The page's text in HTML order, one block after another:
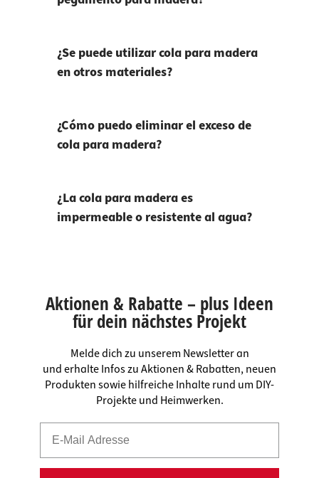
¿Se puede utilizar cola para madera
en otros materiales?
¿Cómo puedo eliminar el exceso de
cola para madera?
¿La cola para madera es
impermeable o resistente al agua?
Aktionen & Rabatte – plus Ideen
für dein nächstes Projekt
Melde dich zu unserem Newsletter an
und erhalte Infos zu Aktionen & Rabatten, neuen
Produkten sowie hilfreiche Inhalte rund um DIY-
Projekte und Heimwerken.